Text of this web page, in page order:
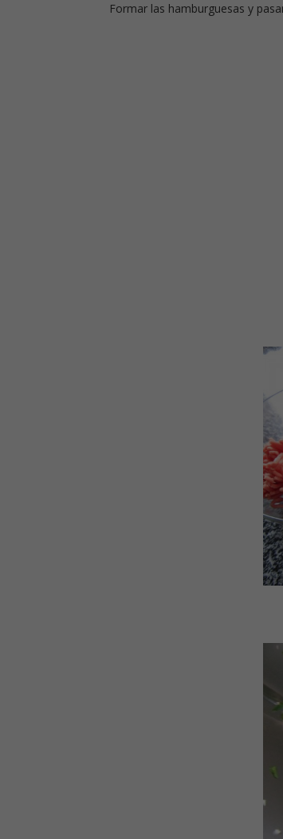
Formar las hamburguesas y